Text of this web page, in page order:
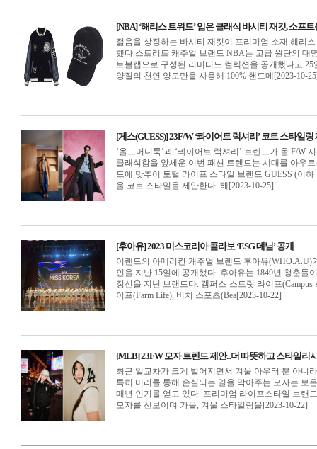
[NBA] ‘해리스 트위드’ 입은 클래식 바시티 재킷, 소프
젊음을 상징하는 바시티 재킷이 프리미엄 소재 해리
했다.스트리트 캐주얼 브랜드 NBA는 고급 원단의 대
트볼캡으로 구성된 리미티드 컬렉션을 공개했다고
양질의 천연 양모만을 사용해 100% 핸드메[2023-10-
[게스(GUESS)] 23F/W ‘콰이어트 럭셔리’ 코트 스타일링
‘올드머니룩’과 ‘콰이어트 럭셔리’ 트렌드가 올 F/W
클래식함을 앞세운 이번 패션 트렌드는 시대를 아우
드에 맞추어 토털 라이프 스타일 브랜드 GUESS (이
울 코트 스타일을 제안한다. 해[2023-10-25]
[후아유] 2023 미스코리아 콜라보 ‘ESG 데님’ 공개
이랜드의 아메리칸 캐주얼 브랜드 후아유(WHO.A.U)
인을 지난 15일에 공개했다. 후아유는 1849년 청춘
정신을 지닌 브랜드다. 캠퍼스-스트릿 라이프
이프(Farm Life), 비치 스포츠(Bea[2023-10-22]
[MLB] 23FW 모자 트렌드 제안...더 따뜻하고 스타일리
최근 일교차가 크게 벌어지면서 겨울 아우터 뿐 아니
특히 머리를 통해 손실되는 열을 막아주는 모자는 보
매년 인기를 얻고 있다. 프리미엄 라이프스타일 브랜
모자를 선보이며 가을, 겨울 스타일링을[2023-10-22]